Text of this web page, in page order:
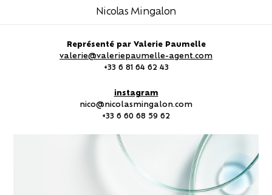
Nicolas Mingalon
Représenté par Valerie Paumelle
valerie@valeriepaumelle-agent.com
+33 6 81 64 62 43
instagram
nico@nicolasmingalon.com
+33 6 60 68 59 62